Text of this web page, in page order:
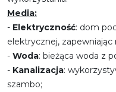
Media:
- Elektryczność: dom
elektrycznej,
- Woda: bieżąca woda z
- Kanalizacja:
szambo;